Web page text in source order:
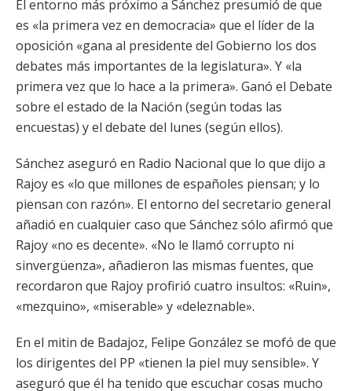
El entorno más próximo a Sánchez presumió de que
es «la primera vez en democracia» que el líder de la
oposición «gana al presidente del Gobierno los dos
debates más importantes de la legislatura». Y «la
primera vez que lo hace a la primera». Ganó el Debate
sobre el estado de la Nación (según todas las
encuestas) y el debate del lunes (según ellos).
Sánchez aseguró en Radio Nacional que lo que dijo a
Rajoy es «lo que millones de españoles piensan; y lo
piensan con razón». El entorno del secretario general
añadió en cualquier caso que Sánchez sólo afirmó que
Rajoy «no es decente». «No le llamó corrupto ni
sinvergüenza», añadieron las mismas fuentes, que
recordaron que Rajoy profirió cuatro insultos: «Ruin»,
«mezquino», «miserable» y «deleznable».
En el mitin de Badajoz, Felipe González se mofó de que
los dirigentes del PP «tienen la piel muy sensible». Y
aseguró que él ha tenido que escuchar cosas mucho